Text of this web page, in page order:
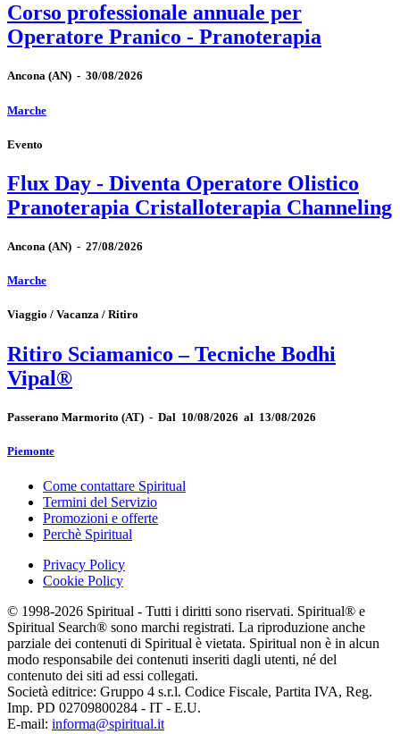
Corso professionale annuale per
Operatore Pranico - Pranoterapia
Ancona (AN) - 30/08/2026
Marche
Evento
Flux Day - Diventa Operatore Olistico
Pranoterapia Cristalloterapia Channeling
Ancona (AN) - 27/08/2026
Marche
Viaggio / Vacanza / Ritiro
Ritiro Sciamanico – Tecniche Bodhi
Vipal®
Passerano Marmorito (AT) - Dal 10/08/2026 al 13/08/2026
Piemonte
Come contattare Spiritual
Termini del Servizio
Promozioni e offerte
Perchè Spiritual
Privacy Policy
Cookie Policy
© 1998-2026 Spiritual - Tutti i diritti sono riservati. Spiritual® e
Spiritual Search® sono marchi registrati. La riproduzione anche
parziale dei contenuti di Spiritual è vietata. Spiritual non è in alcun
modo responsabile dei contenuti inseriti dagli utenti, né del
contenuto dei siti ad essi collegati.
Società editrice: Gruppo 4 s.r.l. Codice Fiscale, Partita IVA, Reg.
Imp. PD 02709800284 - IT - E.U.
E-mail: informa@spiritual.it